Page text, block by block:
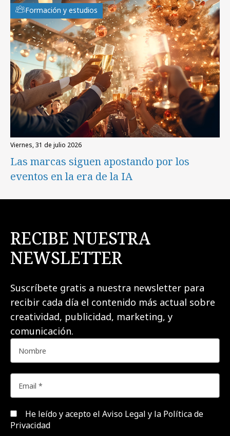
Formación y estudios
viernes, 31 de julio 2026
Las marcas siguen apostando por los
eventos en la era de la IA
RECIBE NUESTRA
NEWSLETTER
Suscríbete gratis a nuestra newsletter para
recibir cada día el contenido más actual sobre
creatividad, publicidad, marketing, y
comunicación.
He leído y acepto el Aviso Legal y la Política de
Privacidad